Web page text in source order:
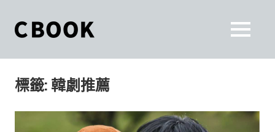
content
和
你
一
World.」
是
MENU
標籤: 韓劇推薦